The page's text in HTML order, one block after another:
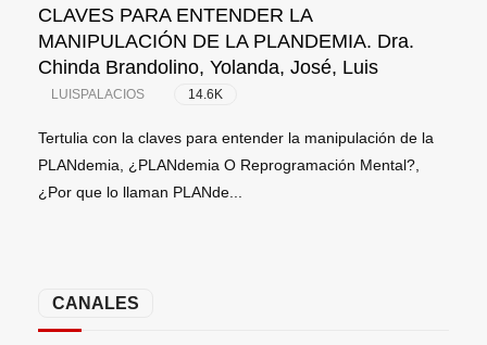
CLAVES PARA ENTENDER LA MANIPULACIÓN
DE LA PLANDEMIA. Dra. Chinda Brandolino,
Yolanda, José, Luis
LUISPALACIOS 14.6K
Tertulia con la claves para entender la manipulación
de la PLANdemia, ¿PLANdemia O Reprogramación
Mental?, ¿Por que lo llaman PLANde...
CANALES